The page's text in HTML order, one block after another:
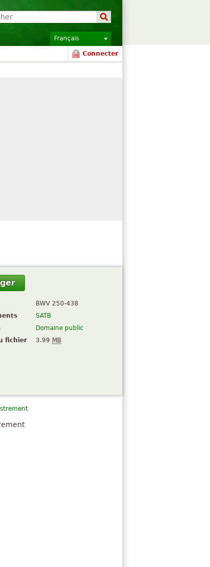
Français
Connecter
BWV 250-438
SATB
Domaine public
fichier 3.99 MB